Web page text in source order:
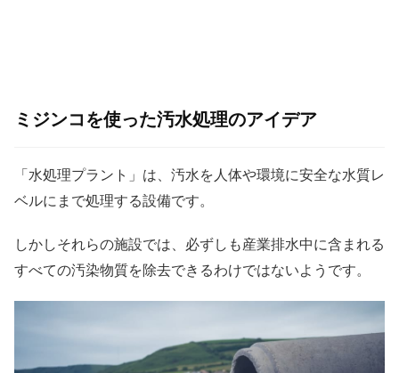
ミジンコを使った汚水処理のアイデア
「水処理プラント」は、汚水を人体や環境に安全な水質レ
ベルにまで処理する設備です。
しかしそれらの施設では、必ずしも産業排水中に含まれる
すべての汚染物質を除去できるわけではないようです。